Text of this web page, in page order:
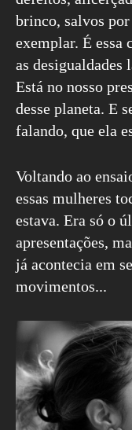
brinco, salvos
exemplar. É essa
as desigualdades
Está no nosso
desse planeta. E
falando, que ela
Voltando ao
essas mulheres
estava. Era só o
apresentações,
já acontecia em
movimentos...